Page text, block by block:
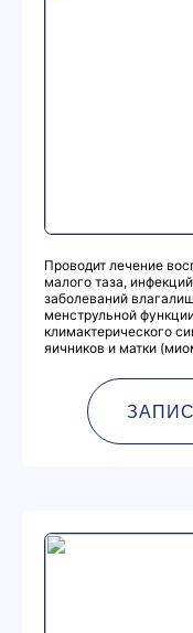
Проводит лечение
малого таза,
заболеваний
менструльной
климактерического
яичников и матки